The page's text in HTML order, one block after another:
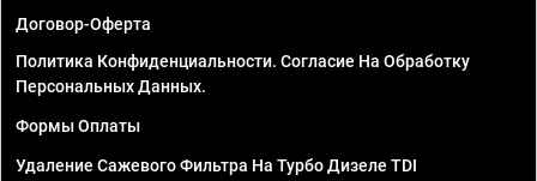
Договор-Оферта
Политика Конфиденциальности. Согласие На Обработку
Персональных Данных.
Формы Оплаты
Удаление Сажевого Фильтра На Турбо Дизеле TDI